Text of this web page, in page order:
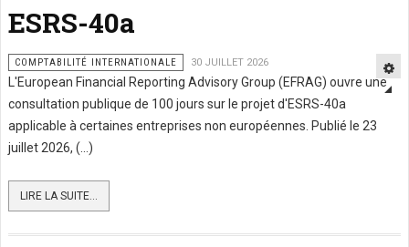
ESRS-40a
COMPTABILITÉ INTERNATIONALE 30 JUILLET 2026
L'European Financial Reporting Advisory Group (EFRAG) ouvre une
consultation publique de 100 jours sur le projet d'ESRS-40a
applicable à certaines entreprises non européennes. Publié le 23
juillet 2026, (...)
LIRE LA SUITE...